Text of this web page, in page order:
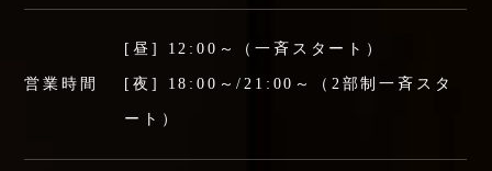
営業時間
[昼] 12:00～（一斉スタート）
[夜] 18:00～/21:00～（2部制一斉スタ
ート）